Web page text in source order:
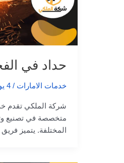
حداد في
خدمات الامارات /4 يوليو، 2026
شركة الملكي تقدم
متخصصة في تصنيع
المختلفة. يتميز